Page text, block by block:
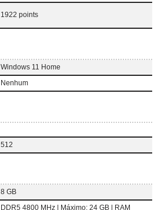
1922 points
Windows 11 Home
Nenhum
512
8 GB
DDR5 4800 MHz | Máximo: 24 GB | RAM